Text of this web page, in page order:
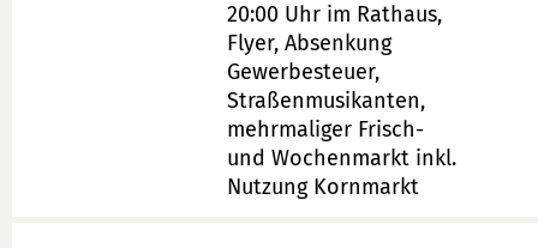
20:00 Uhr im Rathaus,
Flyer, Absenkung
Gewerbesteuer,
Straßenmusikanten,
mehrmaliger Frisch-
und Wochenmarkt inkl.
Nutzung Kornmarkt